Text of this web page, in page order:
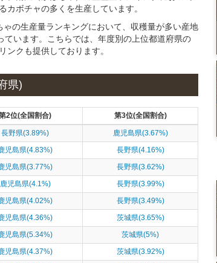
ボチャの多くを生産しています。
の生産量ランキングにおいて、収穫量が多い産地
ています。こちらでは、年度別の上位都道府県の
ンクも提供しております。
県)
2位(全国割合) 第3位(全国割合)
長野県(3.89%)
鹿児島県(3.67%)
児島県(4.83%)
長野県(4.16%)
児島県(3.77%)
長野県(3.62%)
鹿児島県(4.1%)
長野県(3.99%)
児島県(4.02%)
長野県(3.49%)
児島県(4.36%)
茨城県(3.65%)
児島県(5.34%)
茨城県(5%)
児島県(4.37%)
茨城県(3.92%)